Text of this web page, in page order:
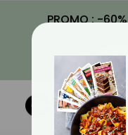
PROMO : -